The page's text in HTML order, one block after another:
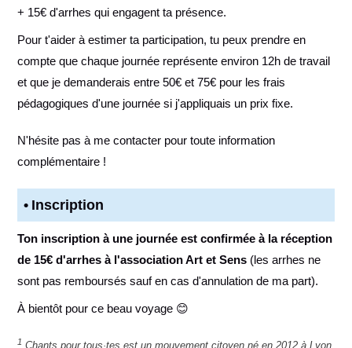
+ 15€ d'arrhes qui engagent ta présence.
Pour t'aider à estimer ta participation, tu peux prendre en
compte que chaque journée représente environ 12h de travail
et que je demanderais entre 50€ et 75€ pour les frais
pédagogiques d'une journée si j'appliquais un prix fixe.
N'hésite pas à me contacter pour toute information
complémentaire !
Inscription
Ton inscription à une journée est confirmée à la réception
de 15€ d'arrhes à l'association Art et Sens (les arrhes ne
sont pas remboursés sauf en cas d'annulation de ma part).
À bientôt pour ce beau voyage 😊
1 Chants pour tous·tes est un mouvement citoyen né en 2012 à Lyon